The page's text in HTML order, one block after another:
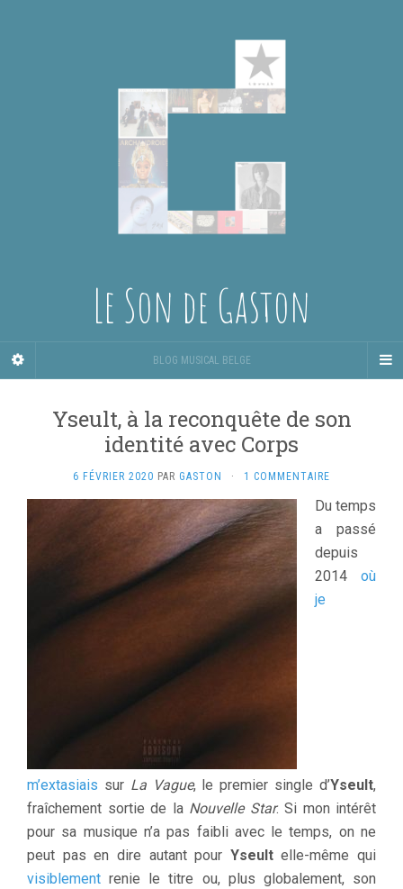
Le Son de Gaston
BLOG MUSICAL BELGE
Yseult, à la reconquête de son
identité avec Corps
6 FÉVRIER 2020 PAR GASTON · 1 COMMENTAIRE
Du temps
a passé
depuis
2014 où
je
m’extasiais sur La Vague, le premier single d’Yseult,
fraîchement sortie de la Nouvelle Star. Si mon intérêt
pour sa musique n’a pas faibli avec le temps, on ne
peut pas en dire autant pour Yseultelle-même qui
visiblement renie le titre ou, plus globalement, son